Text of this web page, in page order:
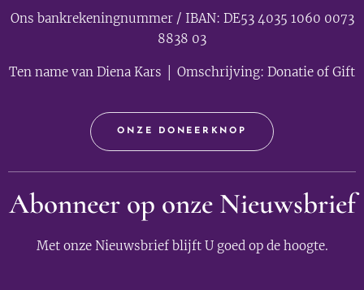
Ons bankrekeningnummer / IBAN: DE53 4035 1060 0073
8838 03
Ten name van Diena Kars │ Omschrijving: Donatie of Gift
ONZE DONEERKNOP
Abonneer op onze Nieuwsbrief
Met onze Nieuwsbrief blijft U goed op de hoogte.